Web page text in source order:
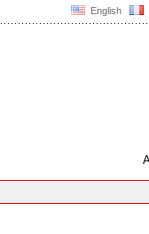
English
A